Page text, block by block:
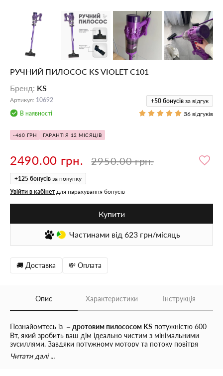
РУЧНИЙ ПИЛОСОС KS VIOLET C101
Бренд: KS
Артикул: 10692
В наявності
+50 бонусів за відгук
36 відгуків
-460 ГРН ГАРАНТІЯ 12 МІСЯЦІВ
2490.00 грн. 2950.00 грн.
+125 бонусів за покупку
Увійти в кабінет для нарахування бонусів
Купити
Частинами від 623 грн/місяць
🚚 Доставка 💸 Оплата
Опис Характеристики Інструкція
Познайомтесь із – дротовим пилососом KS потужністю 600
Вт, який зробить ваш дім ідеально чистим з мінімальними
зусиллями. Завдяки потужному мотору та потоку повітря
18,3 л/с, цей пилосос легко справляється з пилом, сміттям та
шерстю, забезпечуючи глибоке прибирання навіть на
Читати далі ...